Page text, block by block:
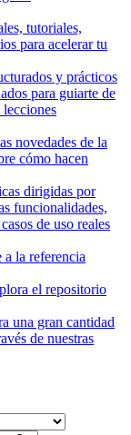
tutoriales,
para acelerar tu
y prácticos
para guiarte de
novedades de la
cómo hacen
dirigidas por
funcionalidades,
de uso reales
a la referencia
el repositorio
una gran cantidad
de nuestras